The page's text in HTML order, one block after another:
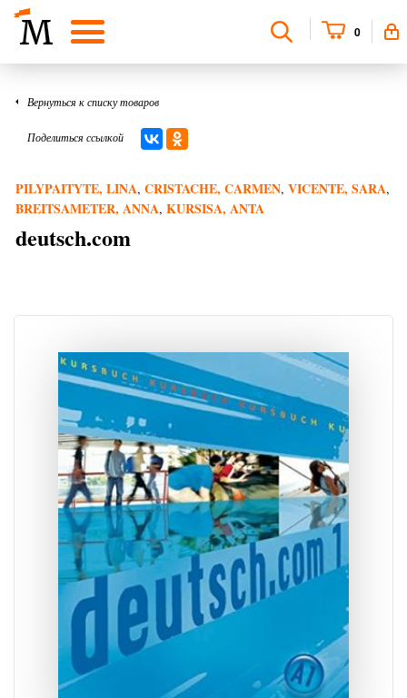
0
Вернуться к списку товаров
Поделиться ссылкой
PILYPAITYTE, LINA, CRISTACHE, CARMEN, VICENTE, SARA,
BREITSAMETER, ANNA, KURSISA, ANTA
deutsch.com